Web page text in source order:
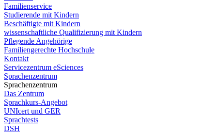
Familienservice
Studierende mit Kindern
Beschäftigte mit Kindern
wissenschaftliche Qualifizierung mit Kindern
Pflegende Angehörige
Familiengerechte Hochschule
Kontakt
Servicezentrum eSciences
Sprachenzentrum
Sprachenzentrum
Das Zentrum
Sprachkurs-Angebot
UNIcert und GER
Sprachtests
DSH